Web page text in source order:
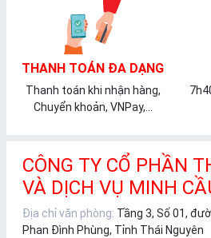
THANH TOÁN ĐA DẠNG
Thanh toán khi nhận hàng,
Chuyển khoản, VNPay,...
CÔNG TY CỔ PHẦN
VÀ DỊCH VỤ MINH
Địa chỉ văn phòng: Tầng 3, Số 01,
Phan Đình Phùng, Tỉnh Thái Nguyên